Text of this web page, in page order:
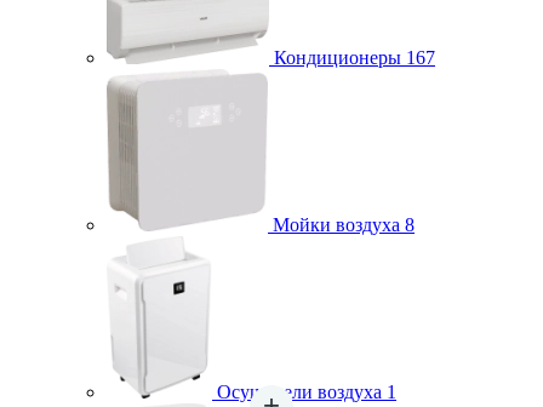
Кондиционеры 167
Мойки воздуха 8
Осушители воздуха 1